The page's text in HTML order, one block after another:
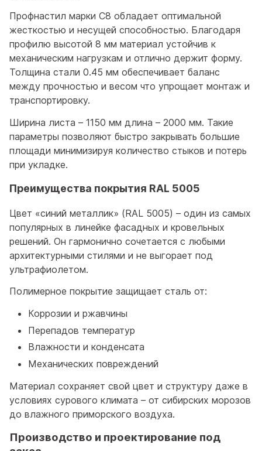
Профнастил марки С8 обладает оптимальной
жесткостью и несущей способностью. Благодаря
профилю высотой 8 мм материал устойчив к
механическим нагрузкам и отлично держит форму.
Толщина стали 0.45 мм обеспечивает баланс
между прочностью и весом что упрощает монтаж и
транспортировку.
Ширина листа – 1150 мм длина – 2000 мм. Такие
параметры позволяют быстро закрывать большие
площади минимизируя количество стыков и потерь
при укладке.
Преимущества покрытия RAL 5005
Цвет «синий металлик» (RAL 5005) – один из самых
популярных в линейке фасадных и кровельных
решений. Он гармонично сочетается с любыми
архитектурными стилями и не выгорает под
ультрафиолетом.
Полимерное покрытие защищает сталь от:
Коррозии и ржавчины
Перепадов температур
Влажности и конденсата
Механических повреждений
Материал сохраняет свой цвет и структуру даже в
условиях сурового климата – от сибирских морозов
до влажного приморского воздуха.
Производство и проектирование под